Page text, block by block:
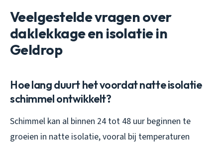
Veelgestelde vragen over
daklekkage en isolatie in
Geldrop
Hoe lang duurt het voordat natte isolatie
schimmel ontwikkelt?
Schimmel kan al binnen 24 tot 48 uur beginnen te
groeien in natte isolatie, vooral bij temperaturen